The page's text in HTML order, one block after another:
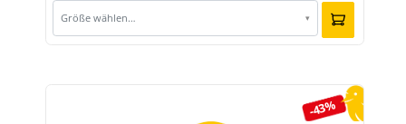
Größe wählen… ▾
-43%